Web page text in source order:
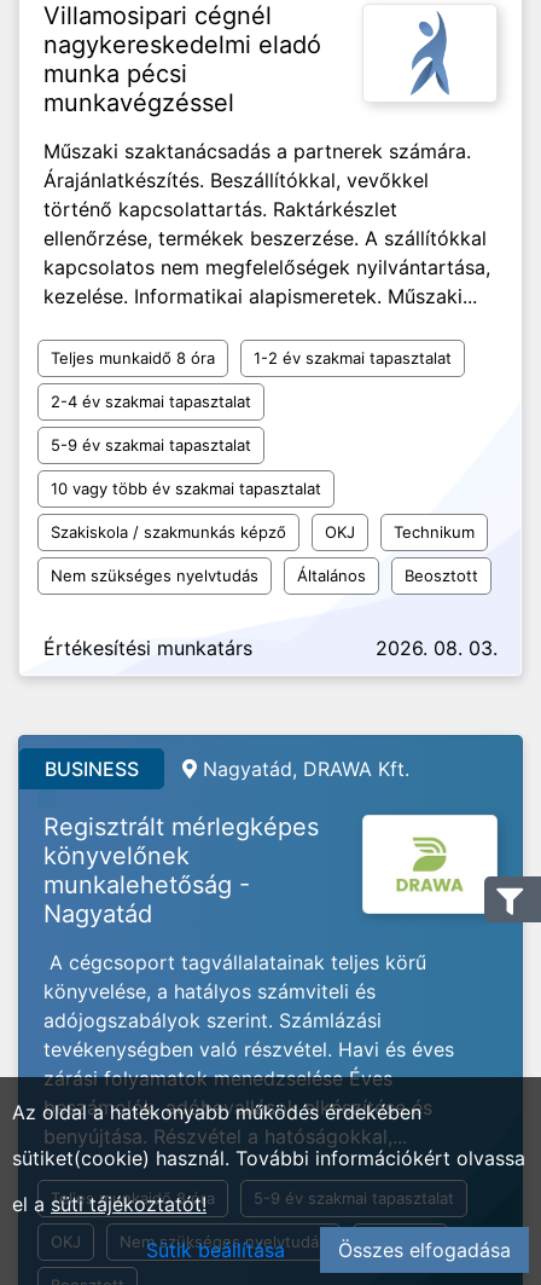
Villamosipari cégnél
nagykereskedelmi eladó
munka pécsi
munkavégzéssel
Műszaki szaktanácsadás a partnerek számára.
Árajánlatkészítés. Beszállítókkal, vevőkkel
történő kapcsolattartás. Raktárkészlet
ellenőrzése, termékek beszerzése. A szállítókkal
kapcsolatos nem megfelelőségek nyilvántartása,
kezelése. Informatikai alapismeretek. Műszaki...
Teljes munkaidő 8 óra 1-2 év szakmai tapasztalat
2-4 év szakmai tapasztalat
5-9 év szakmai tapasztalat
10 vagy több év szakmai tapasztalat
Szakiskola / szakmunkás képző OKJ Technikum
Nem szükséges nyelvtudás Általános Beosztott
Értékesítési munkatárs 2026. 08. 03.
BUSINESS Nagyatád, DRAWA Kft.
Regisztrált mérlegképes
könyvelőnek
munkalehetőság -
Nagyatád
A cégcsoport tagvállalatainak teljes körű
könyvelése, a hatályos számviteli és
adójogszabályok szerint. Számlázási
tevékenységben való részvétel. Havi és éves
zárási folyamatok menedzselése Éves
beszámolók, adóbevallások elkészítése és
benyújtása. Részvétel a hatóságokkal,...
Teljes munkaidő 8 óra 5-9 év szakmai tapasztalat
OKJ Nem szükséges nyelvtudás Általános
Az oldal a hatékonyabb működés érdekében
sütiket(cookie) használ. További információkért olvassa
el a süti tájékoztatót!
Sütik beállítása
Összes elfogadása